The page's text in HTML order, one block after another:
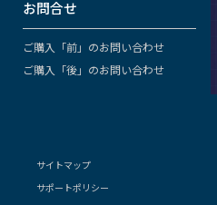
お問合せ
ご購入「前」のお問い合わせ
ご購入「後」のお問い合わせ
サイトマップ
サポートポリシー